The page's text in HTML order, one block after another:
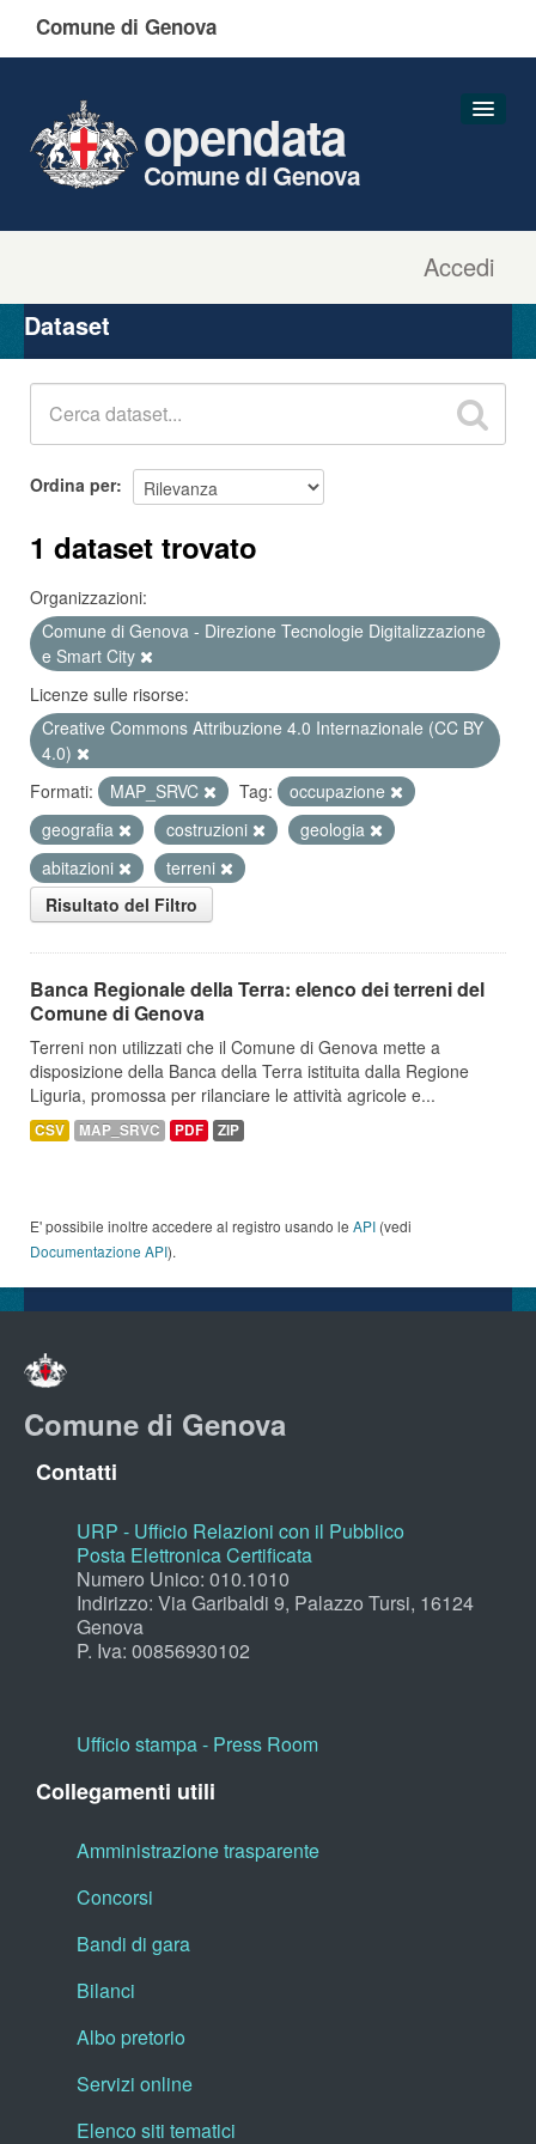
Comune di Genova
Accedi
opendata
Comune di Genova
Organizzazioni
Gruppi
Dataset
Ordina per
1 dataset trovato
Organizzazioni:
Comune di Genova - Direzione Tecnologie Digitalizzazione
e Smart City
Licenze sulle risorse:
Creative Commons Attribuzione 4.0 Internazionale (CC BY
4.0)
Formati:
MAP_SRVC Tag:
occupazione
geografia
costruzioni
geologia
abitazioni
terreni
Risultato del Filtro
Banca Regionale della Terra: elenco dei terreni del
Comune di Genova
Terreni non utilizzati che il Comune di Genova mette a
disposizione della Banca della Terra istituita dalla Regione
Liguria, promossa per rilanciare le attività agricole e...
CSV MAP_SRVC PDF ZIP
E' possibile inoltre accedere al registro usando le API (vedi
Documentazione API).
Comune di Genova
Contatti
URP - Ufficio Relazioni con il Pubblico
Posta Elettronica Certificata
Numero Unico: 010.1010
Indirizzo: Via Garibaldi 9, Palazzo Tursi, 16124
Genova
P. Iva: 00856930102
Ufficio stampa - Press Room
Collegamenti utili
Amministrazione trasparente
Concorsi
Bandi di gara
Bilanci
Albo pretorio
Servizi online
Elenco siti tematici